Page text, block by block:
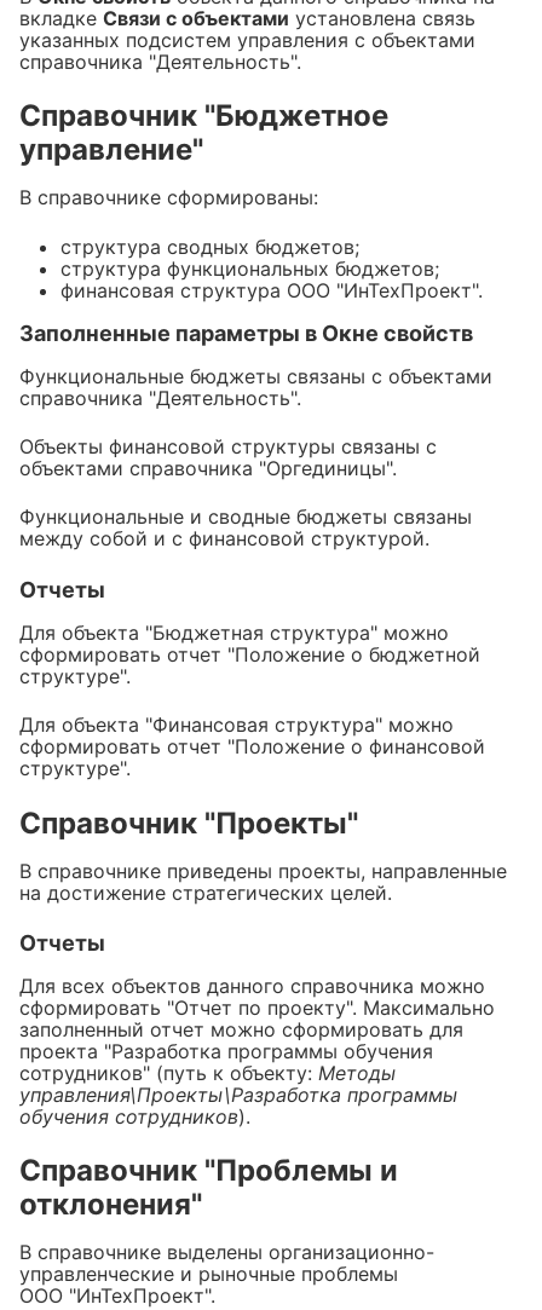
вкладке Связи с объектами установлена связь
указанных подсистем управления с объектами
справочника "Деятельность".
Справочник "Бюджетное
управление"
В справочнике сформированы:
структура сводных бюджетов;
структура функциональных бюджетов;
финансовая структура ООО "ИнТехПроект".
Заполненные параметры в Окне свойств
Функциональные бюджеты связаны с объектами
справочника "Деятельность".
Объекты финансовой структуры связаны с
объектами справочника "Оргединицы".
Функциональные и сводные бюджеты связаны
между собой и с финансовой структурой.
Отчеты
Для объекта "Бюджетная структура" можно
сформировать отчет "Положение о бюджетной
структуре".
Для объекта "Финансовая структура" можно
сформировать отчет "Положение о финансовой
структуре".
Справочник "Проекты"
В справочнике приведены проекты, направленные
на достижение стратегических целей.
Отчеты
Для всех объектов данного справочника можно
сформировать "Отчет по проекту". Максимально
заполненный отчет можно сформировать для
проекта "Разработка программы обучения
сотрудников" (путь к объекту: Методы
управления\Проекты\Разработка программы
обучения сотрудников).
Справочник "Проблемы и
отклонения"
В справочнике выделены организационно-
управленческие и рыночные проблемы
ООО "ИнТехПроект".